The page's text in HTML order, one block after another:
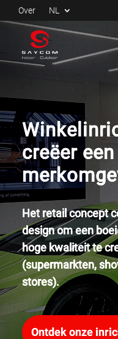
Over NL
creëer
Het retail concept
design om een
hoge kwaliteit te
(supermarkten,
stores).
Ontdek onze